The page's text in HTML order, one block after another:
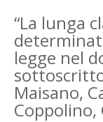
“La lunga
legge nel
Maisano,
Coppolino,